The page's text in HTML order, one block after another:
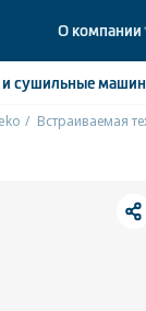
О компании
и сушильные
Встраиваемая